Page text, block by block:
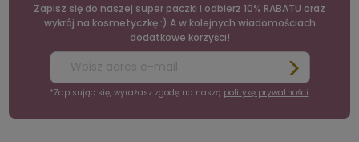
Zapisz się do naszej super paczki i odbierz 10% RABATU oraz
wykrój na kosmetyczkę :) A w kolejnych wiadomościach
dodatkowe korzyści!
*Zapisując się, wyrażasz zgodę na naszą politykę prywatności.